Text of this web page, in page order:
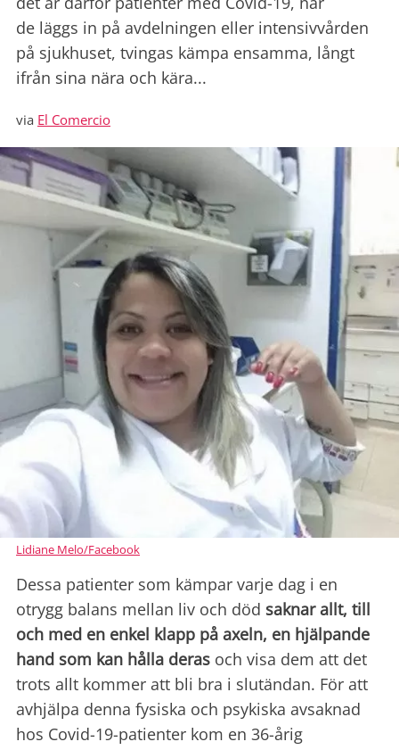
de läggs in på avdelningen eller intensivvården
på sjukhuset, tvingas kämpa ensamma, långt
ifrån sina nära och kära...
via El Comercio
Lidiane Melo/Facebook
Dessa patienter som kämpar varje dag i en
otrygg balans mellan liv och död saknar allt, till
och med en enkel klapp på axeln, en hjälpande
hand som kan hålla deras och visa dem att det
trots allt kommer att bli bra i slutändan. För att
avhjälpa denna fysiska och psykiska avsaknad
hos Covid-19-patienter kom en 36-årig